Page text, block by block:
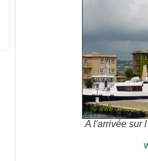
A l'arrivée sur